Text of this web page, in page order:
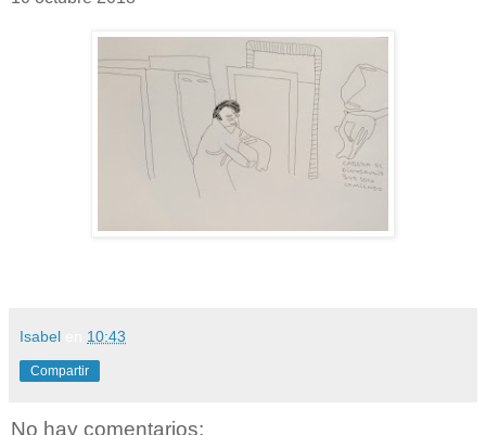
Isabel 10:43
Compartir
No hay comentarios: